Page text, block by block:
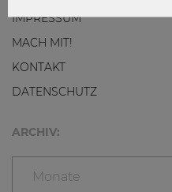
IMPRESSUM
MACH MIT!
KONTAKT
DATENSCHUTZ
ARCHIV:
Monate